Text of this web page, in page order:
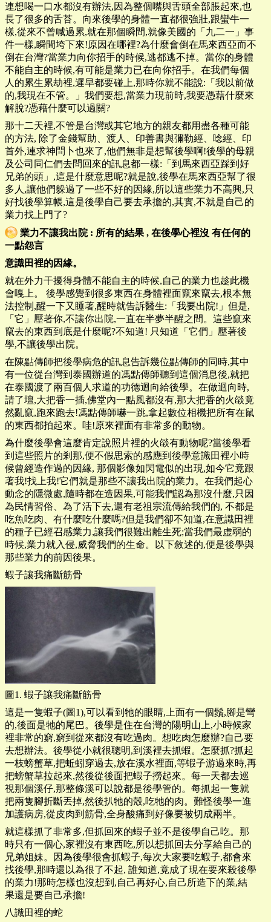
連想喝一口水都沒有辦法,因為整個嘴與舌頭全部脹起來,也
長了很多的舌苔。向來後學的身體一直都很強壯,跟蠻牛一
樣,從來不曾喊過累,就在那個瞬間,就像美國的「九二一」事
件一樣,瞬間垮下來!原因在哪裡?為什麼會倒在馬來西亞而不
倒在台灣?當業力向你招手的時候,逃都逃不掉。當你的身體
不能自主的時候,有可能是業力已在向你招手。在我們每個
人的累生累劫裡,遲早都要碰上,那時你就不能說:「我以前做
的,我現在不管。」我們要想,當業力現前時,我要憑藉什麼來
解脫?憑藉什麼可以過關?
那十二天裡,不管是台灣或其它地方的親友都用盡各種可能
的方法, 除了金錢幫助、渡人、印善書與彌勒經、唸經、印
首外,連求神問卜也來了,他們無非是想幫後學啊!後學的母親
及公司同仁們去問回來的訊息都一樣:「到馬來西亞踩到好
兄弟的頭」,這是什麼意思呢?就是說,後學在馬來西亞幫了很
多人,讓他們躲過了一些不好的因緣,所以這些業力不高興,只
好找後學算帳,這是後學自己要去承擔的,其實,不就是自己的
業力找上門了?
業力不讓我出院 : 所有的結果 , 在後學心裡沒 有任何的
一點怨言
意識田裡的因緣。
就在外力干擾得身體不能自主的時候,自己的業力也趁此機
會嘎上。 後學感覺到很多東西在身體裡面竄來竄去,根本無
法控制,醒一下又睡著,醒時就告訴醫生:「我要出院!」但是,
「它」壓著你,不讓你出院,一直在半夢半醒之間。這些竄來
竄去的東西到底是什麼呢?不知道! 只知道「它們」壓著後
學,不讓後學出院。
在陳點傳師把後學病危的訊息告訴幾位點傳師的同時,其中
有一位從台灣到泰國辦道的馮點傳師聽到這個消息後,就把
在泰國渡了兩百個人求道的功德迴向給後學。在做迴向時,
請了壇,大把香一插,佛堂內一點風都沒有,那大把香的火燄竟
然亂竄,跑來跑去!馮點傳師嚇一跳,拿起數位相機把所有在鼠
的東西都拍起來。哇!原來裡面有非常多的動物。
為什麼後學會這麼肯定說照片裡的火燄有動物呢?當後學看
到這些照片的剎那,便不假思索的感應到後學意識田裡小時
候曾經造作過的因緣, 那個影像如閃電似的出現,如今它竟跟
著我!找上我!它們就是那些不讓我出院的業力。在我們起心
動念的隱微處,隨時都在造因果,可能我們認為那沒什麼,只因
為民情習俗、為了活下去,還有老祖宗流傳給我們的, 不都是
吃魚吃肉、有什麼吃什麼嗎?但是我們卻不知道,在意識田裡
的種子已經召感業力,讓我們很難出離生死;當我們最虚弱的
時候,業力就入侵,威脅我們的生命。以下敘述的,便是後學與
那些業力的前因後果。
蝦子讓我痛斷筋骨
圖1. 蝦子讓我痛斷筋骨
這是一隻蝦子(圖1),可以看到牠的眼睛,上面有一個鬚,腳是彎
的,後面是牠的尾巴。後學是住在台灣的陽明山上,小時候家
裡非常的窮,窮到從來都沒有吃過肉。想吃肉怎麼辦?自己要
去想辦法。後學從小就很聰明,到溪裡去抓蝦。怎麼抓?抓起
一枝螃蟹草,把蚯蚓穿過去,放在溪水裡面,等蝦子游過來時,再
把螃蟹草拉起來,然後從後面把蝦子撈起來。每一天都去巡
視那個溪仔,那整條溪可以說都是後學管的。每抓起一隻就
把兩隻腳折斷丟掉,然後扒牠的殼,吃牠的肉。難怪後學一進
加護病房,從皮肉到筋骨,全身酸痛到好像要被切成兩半。
就這樣抓了非常多,但抓回來的蝦子並不是後學自己吃。那
時只有一個心,家裡沒有東西吃,所以想抓回去分享給自己的
兄弟姐妹。因為後學很會抓蝦子,每次大家要吃蝦子,都會來
找後學,那時還以為很了不起, 誰知道,竟成了現在要來殺後學
的業力!那時怎樣也沒想到,自己再好心,自己所造下的業,結
果還是要自己承擔!
八識田裡的蛇